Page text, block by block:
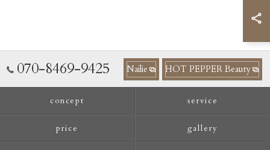
070-8469-9425 Nailie HOT PEPPER Beauty
concept service
price gallery